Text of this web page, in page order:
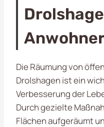
Die Räumung von
Drolshagen ist ein
Verbesserung der
Durch gezielte
Flächen aufgeräumt